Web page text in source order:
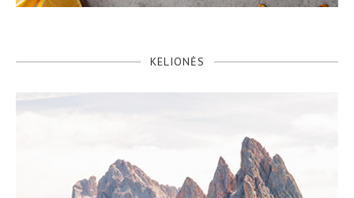
KELIONĖS